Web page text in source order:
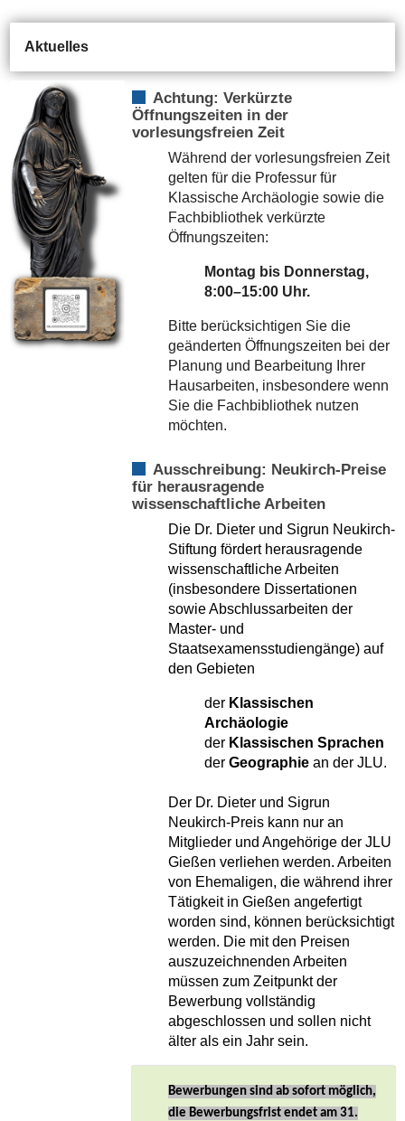
Aktuelles
Achtung: Verkürzte
Öffnungszeiten in der
vorlesungsfreien Zeit
Während der vorlesungsfreien Zeit
gelten für die Professur für
Klassische Archäologie sowie die
Fachbibliothek verkürzte
Öffnungszeiten:
Montag bis Donnerstag,
8:00–15:00 Uhr.
Bitte berücksichtigen Sie die
geänderten Öffnungszeiten bei der
Planung und Bearbeitung Ihrer
Hausarbeiten, insbesondere wenn
Sie die Fachbibliothek nutzen
möchten.
Ausschreibung: Neukirch-Preise
für herausragende
wissenschaftliche Arbeiten
Die Dr. Dieter und Sigrun Neukirch-
Stiftung fördert herausragende
wissenschaftliche Arbeiten
(insbesondere Dissertationen
sowie Abschlussarbeiten der
Master- und
Staatsexamensstudiengänge) auf
den Gebieten
der Klassischen
Archäologie
der Klassischen Sprachen
der Geographie an der JLU.
Der Dr. Dieter und Sigrun
Neukirch-Preis kann nur an
Mitglieder und Angehörige der JLU
Gießen verliehen werden. Arbeiten
von Ehemaligen, die während ihrer
Tätigkeit in Gießen angefertigt
worden sind, können berücksichtigt
werden. Die mit den Preisen
auszuzeichnenden Arbeiten
müssen zum Zeitpunkt der
Bewerbung vollständig
abgeschlossen und sollen nicht
älter als ein Jahr sein.
Bewerbungen sind ab sofort möglich,
die Bewerbungsfrist endet am 31.